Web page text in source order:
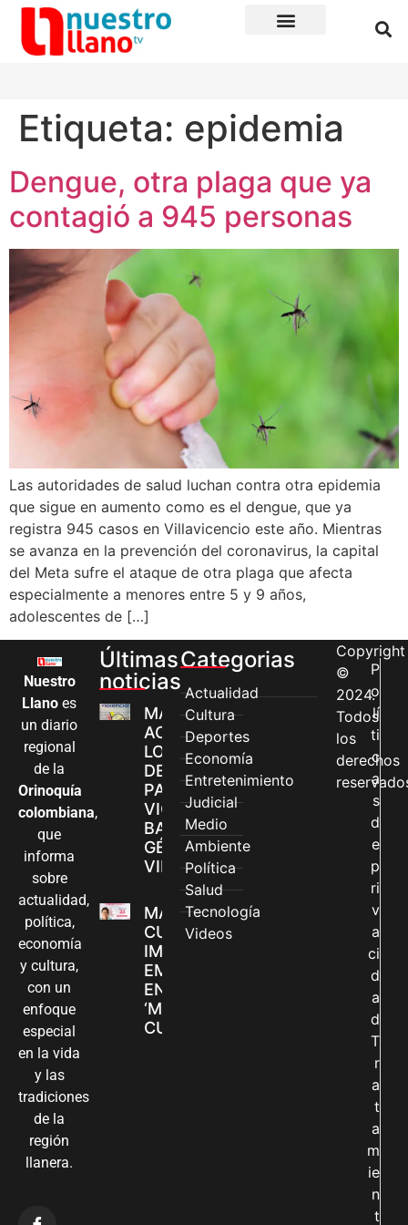
Etiqueta: epidemia
Dengue, otra plaga que ya
contagió a 945 personas
Las autoridades de salud luchan contra otra epidemia
que sigue en aumento como es el dengue, que ya
registra 945 casos en Villavicencio este año. Mientras
se avanza en la prevención del coronavirus, la capital
del Meta sufre el ataque de otra plaga que afecta
especialmente a menores entre 5 y 9 años,
adolescentes de […]
Nuestro
Llano es
un diario
regional
de la
Orinoquía
colombiana,
que
informa
sobre
actualidad,
política,
economía
y cultura,
con un
enfoque
especial
en la vida
y las
tradiciones
de la
región
llanera.
Últimas
noticias
MÁS MUJERES
ACCEDEN A
LOS CANALES
DE ATENCIÓN
PARA
VIOLENCIAS
BASADAS EN
GÉNERO EN
VILLAVICENCIO
MADRES
CUIDADORAS
IMPULSAN SUS
EMPRENDIMIENTOS
EN LA FERIA
‘MANOS QUE
CUIDAN Y CREAN’
Categorias
Actualidad
Cultura
Deportes
Economía
Entretenimiento
Judicial
Medio
Ambiente
Política
Salud
Tecnología
Videos
Copyright
©
2024.
Todos
los
derechos
P
o
lí
ti
c
a
s
d
e
p
ri
v
a
ci
d
a
d
T
r
a
t
a
m
ie
n
t